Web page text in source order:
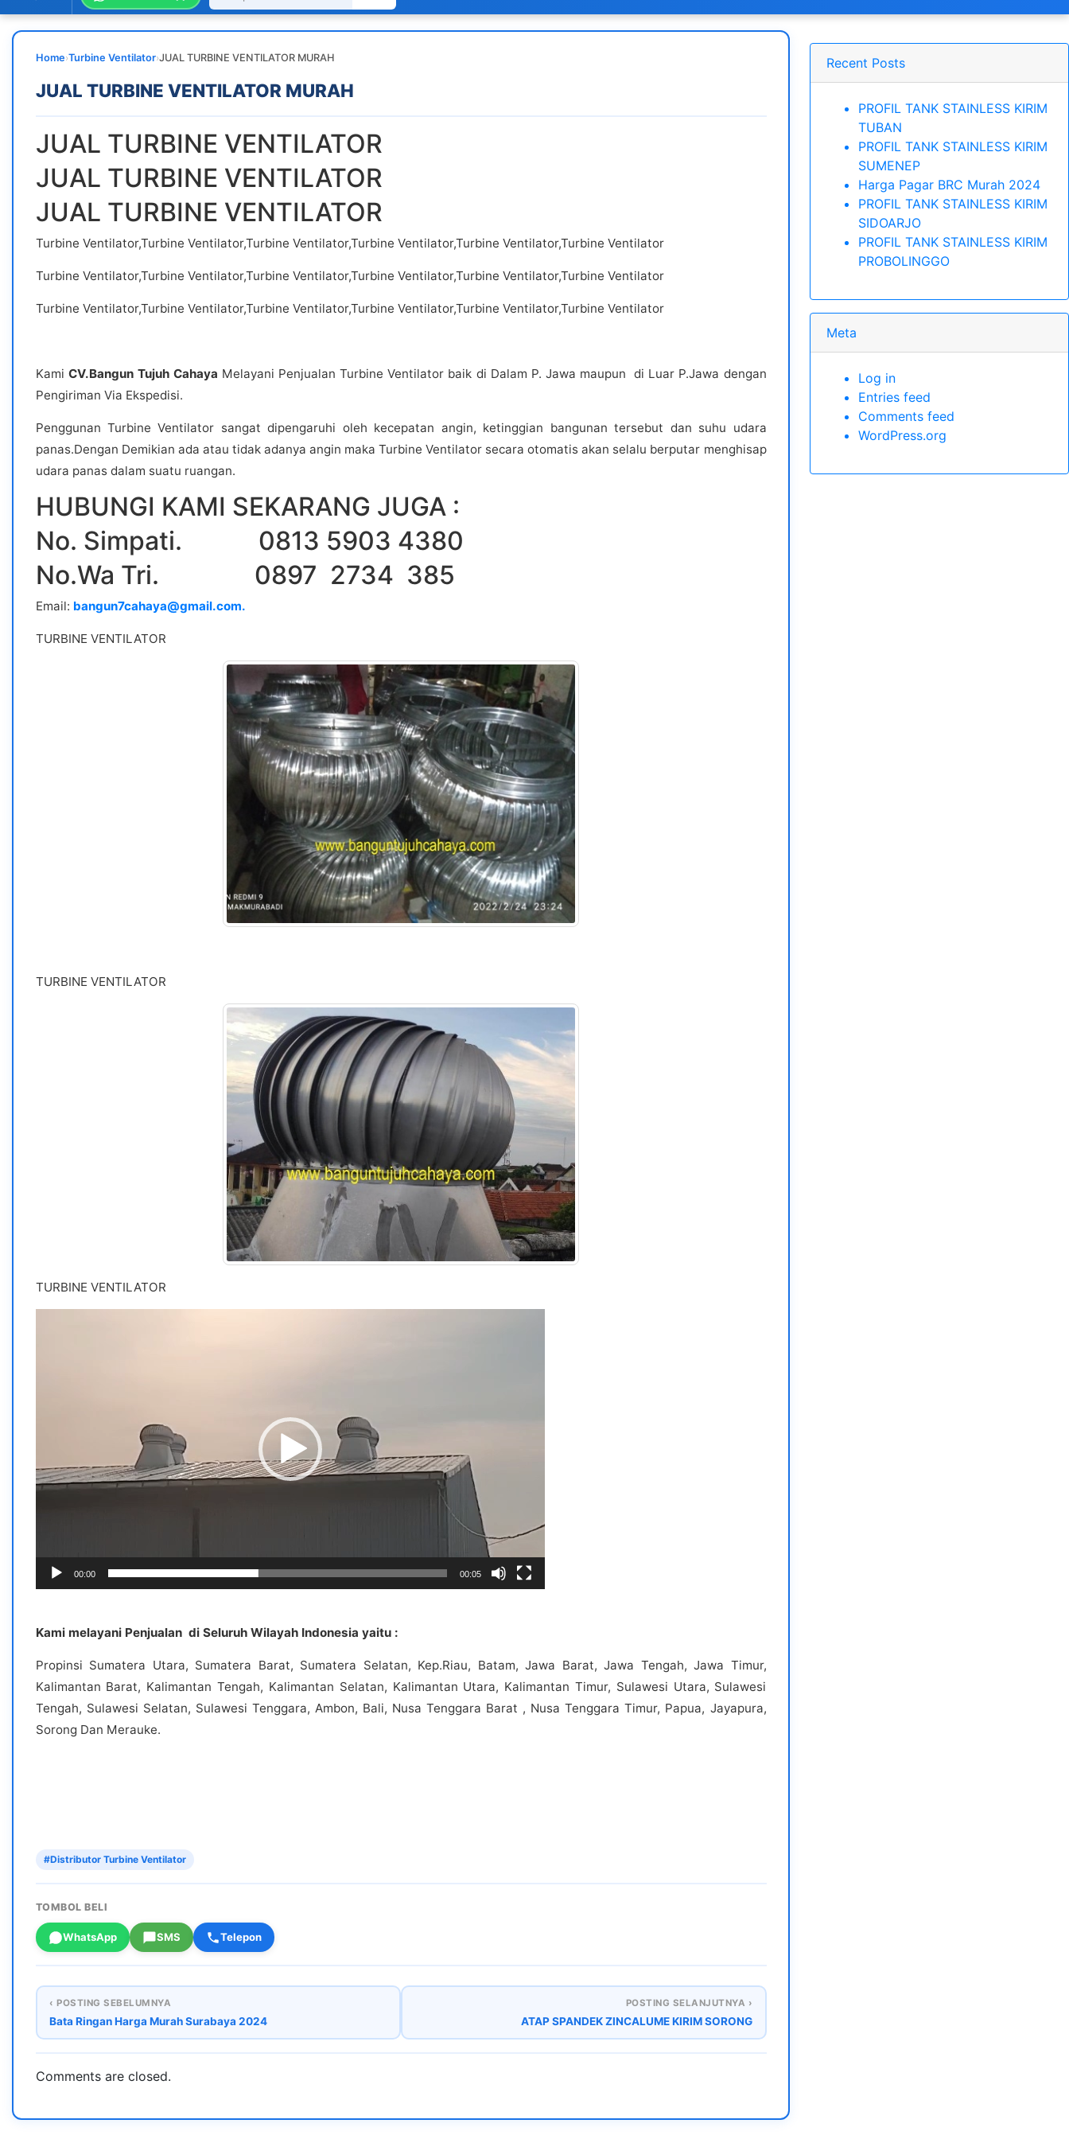
Home›Turbine Ventilator›JUAL TURBINE VENTILATOR MURAH
JUAL TURBINE VENTILATOR MURAH
JUAL TURBINE VENTILATOR
JUAL TURBINE VENTILATOR
JUAL TURBINE VENTILATOR
Turbine Ventilator,Turbine Ventilator,Turbine Ventilator,Turbine Ventilator,Turbine Ventilator,Turbine Ventilator
Turbine Ventilator,Turbine Ventilator,Turbine Ventilator,Turbine Ventilator,Turbine Ventilator,Turbine Ventilator
Turbine Ventilator,Turbine Ventilator,Turbine Ventilator,Turbine Ventilator,Turbine Ventilator,Turbine Ventilator
Kami CV.Bangun Tujuh Cahaya Melayani Penjualan Turbine Ventilator baik di Dalam P. Jawa maupun di Luar P.Jawa dengan
Pengiriman Via Ekspedisi.
Penggunan Turbine Ventilator sangat dipengaruhi oleh kecepatan angin, ketinggian bangunan tersebut dan suhu udara
panas.Dengan Demikian ada atau tidak adanya angin maka Turbine Ventilator secara otomatis akan selalu berputar menghisap
udara panas dalam suatu ruangan.
HUBUNGI KAMI SEKARANG JUGA :
No. Simpati. 0813 5903 4380
No.Wa Tri. 0897 2734 385
Email: bangun7cahaya@gmail.com.
TURBINE VENTILATOR
TURBINE VENTILATOR
TURBINE VENTILATOR
00:00 00:05
Kami melayani Penjualan di Seluruh Wilayah Indonesia yaitu :
Propinsi Sumatera Utara, Sumatera Barat, Sumatera Selatan, Kep.Riau, Batam, Jawa Barat, Jawa Tengah, Jawa Timur,
Kalimantan Barat, Kalimantan Tengah, Kalimantan Selatan, Kalimantan Utara, Kalimantan Timur, Sulawesi Utara, Sulawesi
Tengah, Sulawesi Selatan, Sulawesi Tenggara, Ambon, Bali, Nusa Tenggara Barat , Nusa Tenggara Timur, Papua, Jayapura,
Sorong Dan Merauke.
#Distributor Turbine Ventilator
TOMBOL BELI
WhatsApp SMS Telepon
‹ POSTING SEBELUMNYA
Bata Ringan Harga Murah Surabaya 2024
POSTING SELANJUTNYA ›
ATAP SPANDEK ZINCALUME KIRIM SORONG
Comments are closed.
Recent Posts
PROFIL TANK STAINLESS KIRIM
TUBAN
PROFIL TANK STAINLESS KIRIM
SUMENEP
Harga Pagar BRC Murah 2024
PROFIL TANK STAINLESS KIRIM
SIDOARJO
PROFIL TANK STAINLESS KIRIM
PROBOLINGGO
Meta
Log in
Entries feed
Comments feed
WordPress.org